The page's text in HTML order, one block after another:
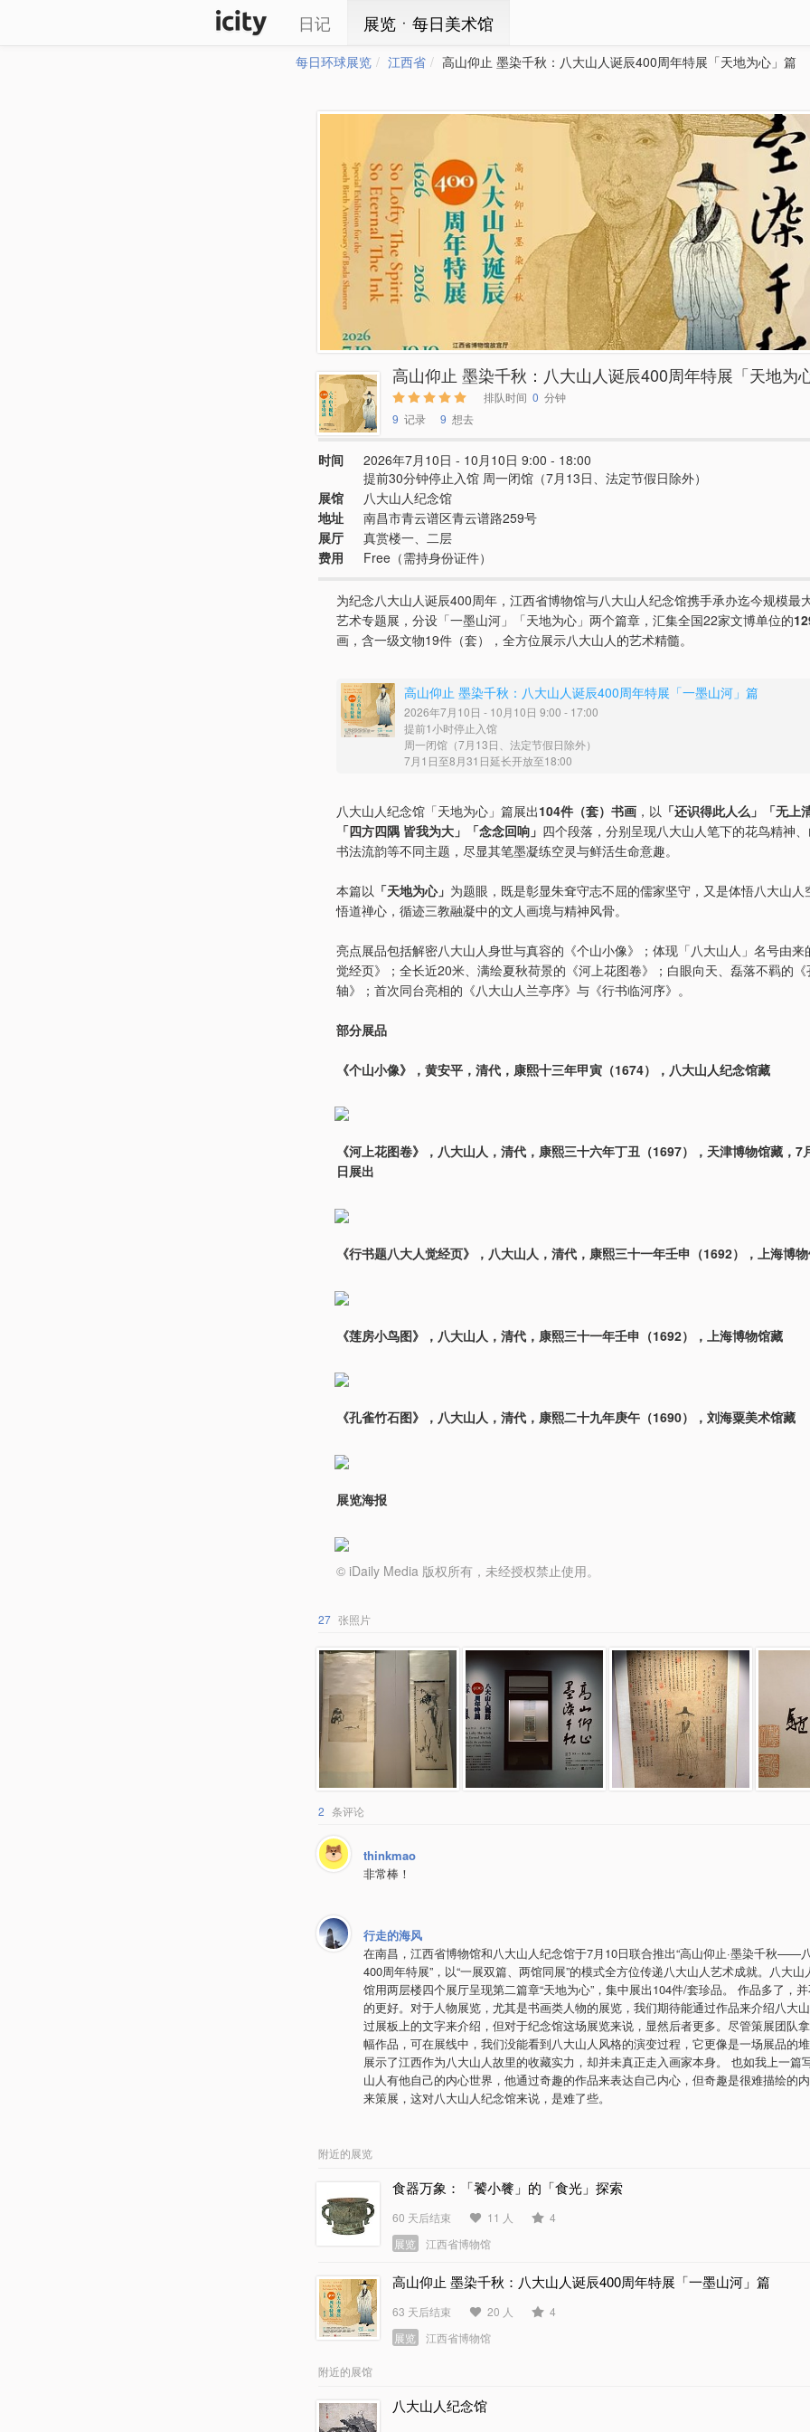
日记 展览ㆍ每日美术馆
每日环球展览 江西省 高山仰止 墨染千秋：八大山人诞辰400周年特展「天地为心」篇
高山仰止 墨染千秋：八大山人诞辰400周年特展「天地为
排队时间 0 分钟
9 记录 9 想去
时间
2026年7月10日 - 10月10日 9:00 - 18:00
提前30分钟停止入馆 周一闭馆（7月13日、法定节假日除外）
展馆
八大山人纪念馆
地址
南昌市青云谱区青云谱路259号
展厅
真赏楼一、二层
费用
Free（需持身份证件）
为纪念八大山人诞辰400周年，江西省博物馆与八大山人纪念馆携手承办迄今规模最
艺术专题展，分设「一墨山河」「天地为心」两个篇章，汇集全国22家文博单位的
画，含一级文物19件（套），全方位展示八大山人的艺术精髓。
高山仰止 墨染千秋：八大山人诞辰400周年特展「一墨山河」篇
2026年7月10日 - 10月10日 9:00 - 17:00
提前1小时停止入馆
周一闭馆（7月13日、法定节假日除外）
7月1日至8月31日延长开放至18:00
八大山人纪念馆「天地为心」篇展出104件（套）书画 ，以 「还识得此人么」「无上
「四方四隅 皆我为大」「念念回响」 四个段落，分别呈现八大山人笔下的花鸟精神
书法流韵等不同主题，尽显其笔墨凝练空灵与鲜活生命意趣。
本篇以 「天地为心」 为题眼，既是彰显朱耷守志不屈的儒家坚守，又是体悟八大山人
悟道禅心，循迹三教融凝中的文人画境与精神风骨。
亮点展品包括解密八大山人身世与真容的《个山小像》；体现「八大山人」名号由来
觉经页》；全长近20米、满绘夏秋荷景的《河上花图卷》；白眼向天、磊落不羁的
轴》；首次同台亮相的《八大山人兰亭序》与《行书临河序》。
部分展品
《个山小像》，黄安平，清代，康熙十三年甲寅（1674），八大山人纪念馆藏
《河上花图卷》，八大山人，清代，康熙三十六年丁丑（1697），天津博物馆藏，7
日展出
《行书题八大人觉经页》，八大山人，清代，康熙三十一年壬申（1692），上海博
《莲房小鸟图》，八大山人，清代，康熙三十一年壬申（1692），上海博物馆藏
《孔雀竹石图》，八大山人，清代，康熙二十九年庚午（1690），刘海粟美术馆藏
展览海报
© iDaily Media 版权所有，未经授权禁止使用。
27 张照片
2 条评论
thinkmao
非常棒！
行走的海风
在南昌，江西省博物馆和八大山人纪念馆于7月10日联合推出“高山仰止·墨染千秋——
400周年特展”，以“一展双篇、两馆同展”的模式全方位传递八大山人艺术成就。八大
馆用两层楼四个展厅呈现第二篇章“天地为心”，集中展出104件/套珍品。 作品多了，
的更好。对于人物展览，尤其是书画类人物的展览，我们期待能通过作品来介绍八大
过展板上的文字来介绍，但对于纪念馆这场展览来说，显然后者更多。尽管策展团队
幅作品，可在展线中，我们没能看到八大山人风格的演变过程，它更像是一场展品的
展示了江西作为八大山人故里的收藏实力，却并未真正走入画家本身。 也如我上一篇
山人有他自己的内心世界，他通过奇趣的作品来表达自己内心，但奇趣是很难描绘的
来策展，这对八大山人纪念馆来说，是难了些。
附近的展览
食器万象：「饕小餮」的「食光」探索
60 天后结束 11 人
4
展览
江西省博物馆
高山仰止 墨染千秋：八大山人诞辰400周年特展「一墨山河」篇
63 天后结束 20 人
4
展览
江西省博物馆
附近的展馆
八大山人纪念馆